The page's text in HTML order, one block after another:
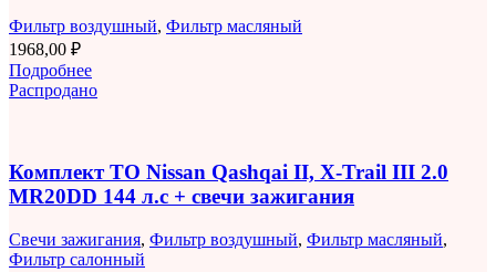
Фильтр воздушный, Фильтр масляный
1968,00 ₽
Подробнее
Распродано
Комплект ТО Nissan Qashqai II, X-Trail III 2.0
MR20DD 144 л.с + свечи зажигания
Свечи зажигания, Фильтр воздушный, Фильтр масляный,
Фильтр салонный